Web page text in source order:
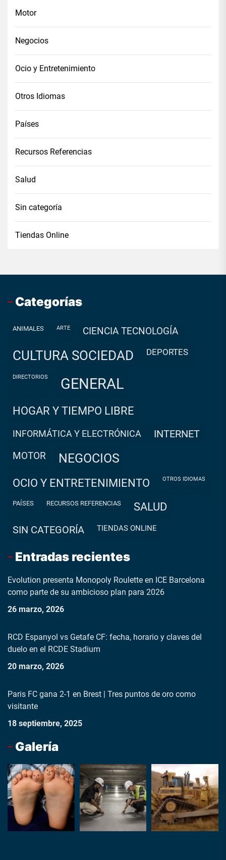
Motor
Negocios
Ocio y Entretenimiento
Otros Idiomas
Países
Recursos Referencias
Salud
Sin categoría
Tiendas Online
Categorías
ANIMALES ARTE CIENCIA TECNOLOGÍA
CULTURA SOCIEDAD DEPORTES
DIRECTORIOS GENERAL
HOGAR Y TIEMPO LIBRE
INFORMÁTICA Y ELECTRÓNICA INTERNET
MOTOR NEGOCIOS
OCIO Y ENTRETENIMIENTO OTROS IDIOMAS
PAÍSES RECURSOS REFERENCIAS SALUD
SIN CATEGORÍA TIENDAS ONLINE
Entradas recientes
Evolution presenta Monopoly Roulette en ICE Barcelona
como parte de su ambicioso plan para 2026
26 marzo, 2026
RCD Espanyol vs Getafe CF: fecha, horario y claves del
duelo en el RCDE Stadium
20 marzo, 2026
Paris FC gana 2-1 en Brest | Tres puntos de oro como
visitante
18 septiembre, 2025
Galería